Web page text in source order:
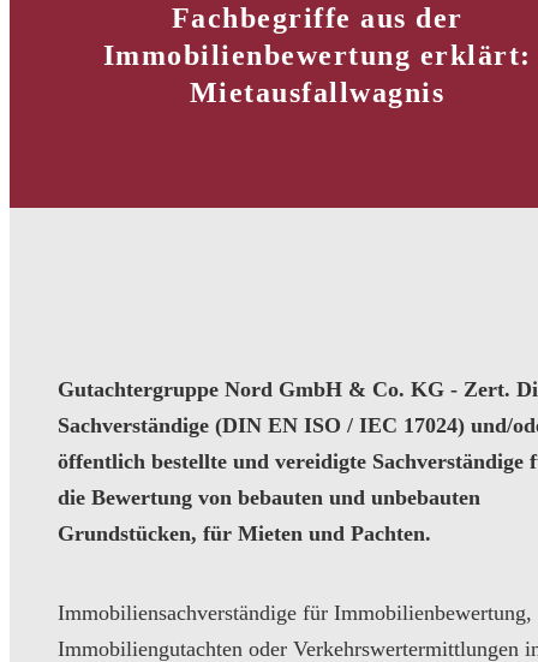
Fachbegriffe aus der
Immobilienbewertung erklärt:
Mietausfallwagnis
Gutachtergruppe Nord GmbH & Co. KG - Zert.
Sachverständige (DIN EN ISO / IEC 17024) und/
öffentlich bestellte und vereidigte Sachverständige
die Bewertung von bebauten und unbebauten
Grundstücken, für Mieten und Pachten.
Immobiliensachverständige für Immobilienbewertung,
Immobiliengutachten oder Verkehrswertermittlungen